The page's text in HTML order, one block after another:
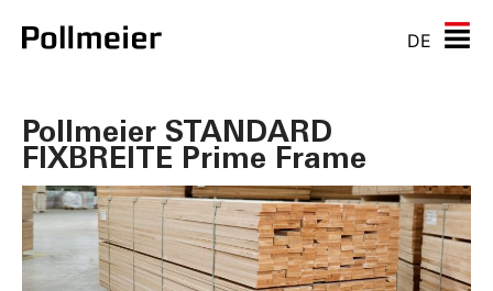
DE
Pollmeier STANDARD
FIXBREITE Prime Frame